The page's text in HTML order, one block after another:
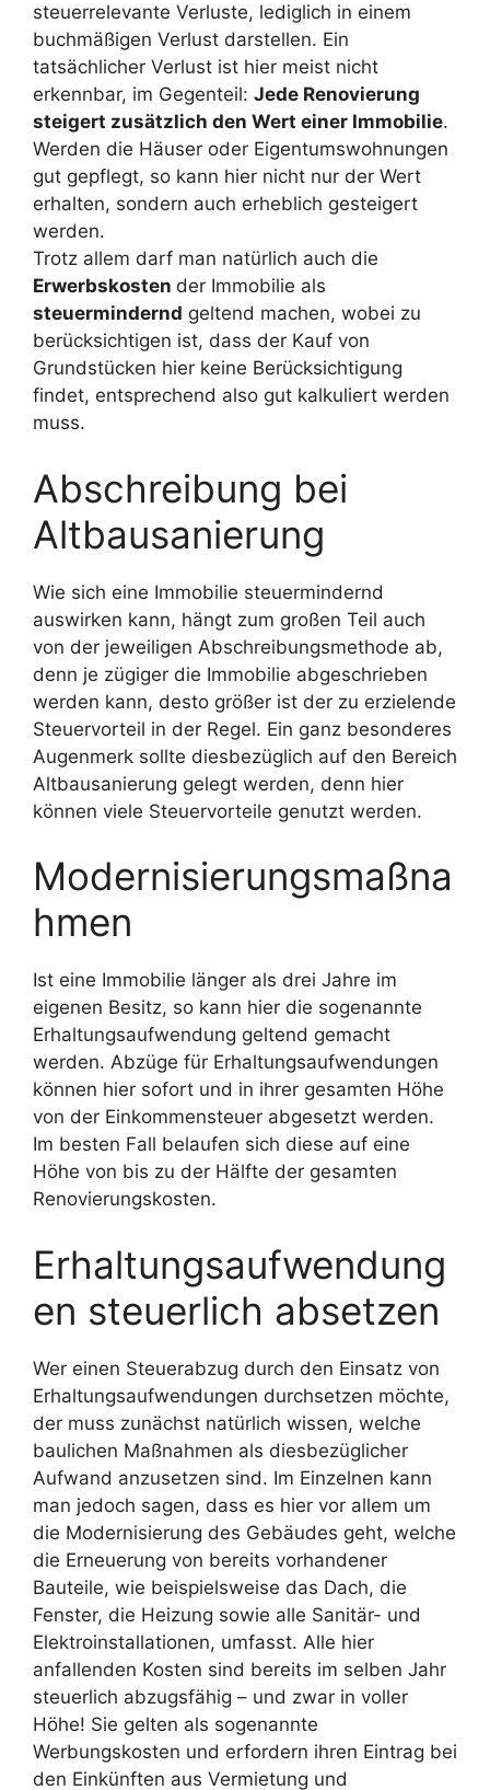
steuerrelevante Verluste, lediglich in einem
buchmäßigen Verlust darstellen. Ein
tatsächlicher Verlust ist hier meist nicht
erkennbar, im Gegenteil: Jede Renovierung
steigert zusätzlich den Wert einer Immobilie.
Werden die Häuser oder Eigentumswohnungen
gut gepflegt, so kann hier nicht nur der Wert
erhalten, sondern auch erheblich gesteigert
werden.
Trotz allem darf man natürlich auch die
Erwerbskosten der Immobilie als
steuermindernd geltend machen, wobei zu
berücksichtigen ist, dass der Kauf von
Grundstücken hier keine Berücksichtigung
findet, entsprechend also gut kalkuliert werden
muss.
Abschreibung bei
Altbausanierung
Wie sich eine Immobilie steuermindernd
auswirken kann, hängt zum großen Teil auch
von der jeweiligen Abschreibungsmethode ab,
denn je zügiger die Immobilie abgeschrieben
werden kann, desto größer ist der zu erzielende
Steuervorteil in der Regel. Ein ganz besonderes
Augenmerk sollte diesbezüglich auf den Bereich
Altbausanierung gelegt werden, denn hier
können viele Steuervorteile genutzt werden.
Modernisierungsmaßna
hmen
Ist eine Immobilie länger als drei Jahre im
eigenen Besitz, so kann hier die sogenannte
Erhaltungsaufwendung geltend gemacht
werden. Abzüge für Erhaltungsaufwendungen
können hier sofort und in ihrer gesamten Höhe
von der Einkommensteuer abgesetzt werden.
Im besten Fall belaufen sich diese auf eine
Höhe von bis zu der Hälfte der gesamten
Renovierungskosten.
Erhaltungsaufwendung
en steuerlich absetzen
Wer einen Steuerabzug durch den Einsatz von
Erhaltungsaufwendungen durchsetzen möchte,
der muss zunächst natürlich wissen, welche
baulichen Maßnahmen als diesbezüglicher
Aufwand anzusetzen sind. Im Einzelnen kann
man jedoch sagen, dass es hier vor allem um
die Modernisierung des Gebäudes geht, welche
die Erneuerung von bereits vorhandener
Bauteile, wie beispielsweise das Dach, die
Fenster, die Heizung sowie alle Sanitär- und
Elektroinstallationen, umfasst. Alle hier
anfallenden Kosten sind bereits im selben Jahr
steuerlich abzugsfähig – und zwar in voller
Höhe! Sie gelten als sogenannte
Werbungskosten und erfordern ihren Eintrag bei
den Einkünften aus Vermietung und